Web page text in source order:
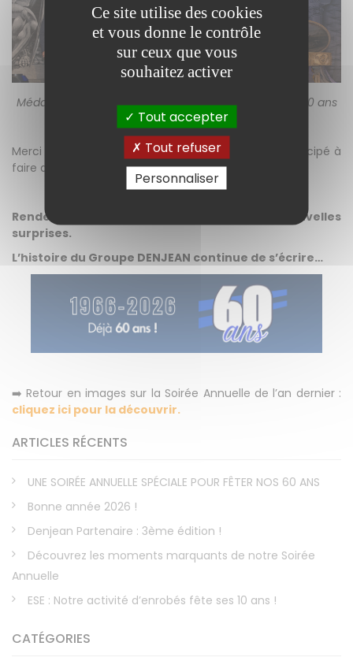
Médailles Vermeil, Or et Grand Or : 30 ans, 35 ans et 40 ans
Merci à l’ensemble de nos prestataires, qui ont participé à
faire de cette soirée un beau succès.
Rendez-vous l’année prochaine pour de nouvelles
surprises.
L’histoire du Groupe DENJEAN continue de s’écrire…
➡️ Retour en images sur la Soirée Annuelle de l’an dernier :
cliquez ici pour la découvrir.
ARTICLES RÉCENTS
UNE SOIRÉE ANNUELLE SPÉCIALE POUR FÊTER NOS 60 ANS
Bonne année 2026 !
Denjean Partenaire : 3ème édition !
Découvrez les moments marquants de notre Soirée
Annuelle
ESE : Notre activité d’enrobés fête ses 10 ans !
CATÉGORIES
Ce site utilise des cookies
et vous donne le contrôle
sur ceux que vous
souhaitez activer
Tout accepter
Tout refuser
Personnaliser